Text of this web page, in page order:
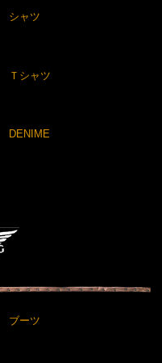
シャツ
Ｔシャツ
DENIME
ブーツ